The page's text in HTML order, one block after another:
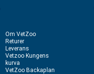
Om VetZoo
Returer
Leverans
Vetzoo Kungens
kurva
VetZoo Backaplan